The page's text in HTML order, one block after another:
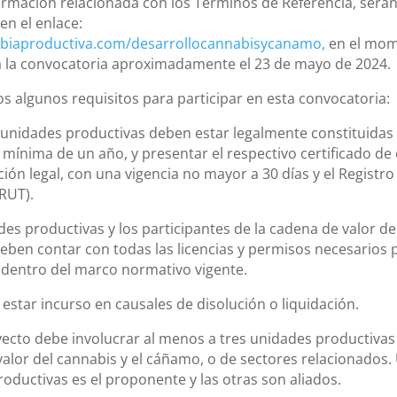
el enlace:
desarrollocannabisycanamo, en el
la convocatoria aproximadamente el 23 de mayo de 2024.
algunos requisitos para participar en esta convocatoria:
unidades productivas deben estar legalmente
de un año, y presentar el respectivo certificado de
legal, con una vigencia no mayor a 30 días y el
productivas y los participantes de la cadena de valor
contar con todas las licencias y permisos necesarios
del marco normativo vigente.
incurso en causales de disolución o liquidación.
debe involucrar al menos a tres unidades
del cannabis y el cáñamo, o de sectores relacionados.
es el proponente y las otras son aliados.